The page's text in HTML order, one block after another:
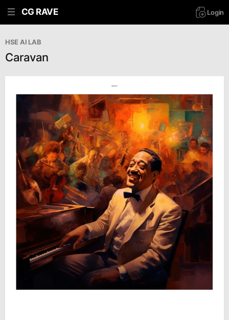
CG RAVE Login
HSE AI LAB
Caravan
cgrave.ru